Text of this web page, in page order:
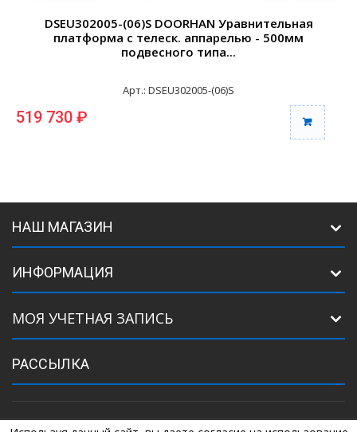
DSEU302005-(06)S DOORHAN Уравнительная
платформа c телеск. аппарелью - 500мм
подвесного типа...
Арт.: DSEU302005-(06)S
519 730 ₽
НАШ МАГАЗИН
ИНФОРМАЦИЯ
МОЯ УЧЕТНАЯ ЗАПИСЬ
РАССЫЛКА